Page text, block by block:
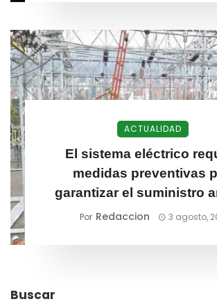
ACTUALIDAD
El sistema eléctrico
medidas preventivas
garantizar el suministro
posible fenómeno de El
Por Redaccion 3 agosto,
Buscar